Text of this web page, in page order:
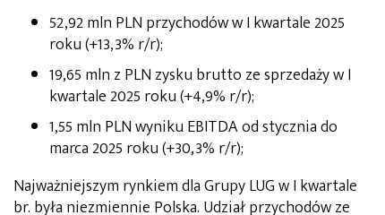
52,92 mln PLN przychodów w I kwartale 2025
roku (+13,3% r/r);
19,65 mln z PLN zysku brutto ze sprzedaży w I
kwartale 2025 roku (+4,9% r/r);
1,55 mln PLN wyniku EBITDA od stycznia do
marca 2025 roku (+30,3% r/r);
Najważniejszym rynkiem dla Grupy LUG w I kwartale
br. była niezmiennie Polska. Udział przychodów ze